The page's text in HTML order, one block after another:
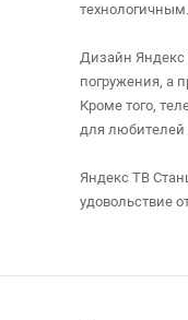
технологичным.
Дизайн Яндекс
погружения, а
Кроме того,
для
Яндекс ТВ
удовольствие